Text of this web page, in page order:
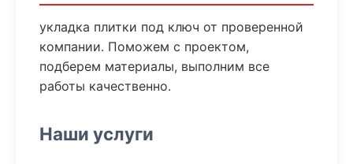
укладка плитки под ключ от проверенной
компании. Поможем с проектом,
подберем материалы, выполним все
работы качественно.
Наши услуги